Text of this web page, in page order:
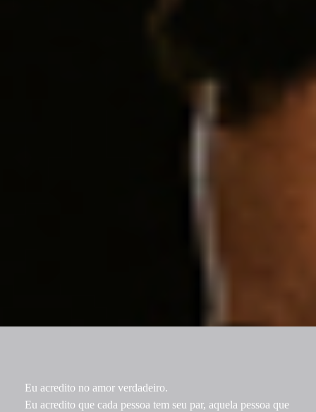
Eu acredito no amor verdadeiro.
Eu acredito que cada pessoa tem seu par, aquela pessoa que